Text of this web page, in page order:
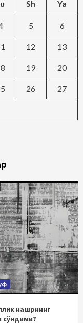
Sh Ya
5 6
12 13
19 20
26 27
нашрнинг
сўндими?